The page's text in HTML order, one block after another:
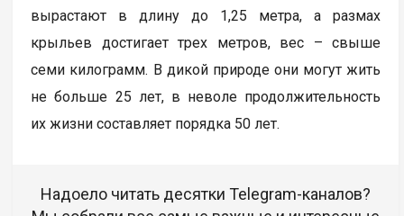
вырастают в длину до 1,25 метра, а размах
крыльев достигает трех метров, вес – свыше
семи килограмм. В дикой природе они могут жить
не больше 25 лет, в неволе продолжительность
их жизни составляет порядка 50 лет.
Надоело читать десятки Telegram-каналов?